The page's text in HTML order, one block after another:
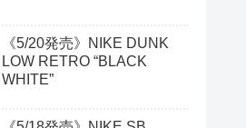
《5/20発売》NIKE DUNK
LOW RETRO “BLACK
WHITE”